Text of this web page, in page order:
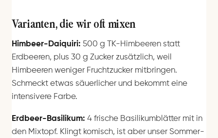
Varianten, die wir oft mixen
Himbeer-Daiquiri: 500 g TK-Himbeeren statt
Erdbeeren, plus 30 g Zucker zusätzlich, weil
Himbeeren weniger Fruchtzucker mitbringen.
Schmeckt etwas säuerlicher und bekommt eine
intensivere Farbe.
Erdbeer-Basilikum: 4 frische Basilikumblätter mit in
den Mixtopf. Klingt komisch, ist aber unser Sommer-